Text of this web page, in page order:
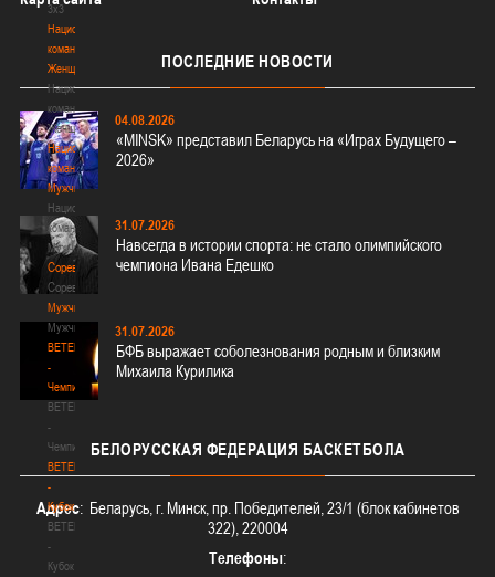
3х3
Национальная
команда.
Женщины
Национальная
команда.
Женщины
Национальная
команда.
Мужчины
Национальная
команда.
Мужчины
Соревнования
Соревнования
Мужчины
Мужчины
BETERA
-
Чемпионат
BETERA
-
Чемпионат
BETERA
-
Кубок
BETERA
-
Кубок
ПОСЛЕДНИЕ НОВОСТИ
04.08.2026
«MINSK» представил Беларусь на «Играх Будущего –
2026»
31.07.2026
Навсегда в истории спорта: не стало олимпийского
чемпиона Ивана Едешко
31.07.2026
БФБ выражает соболезнования родным и близким
Михаила Курилика
БЕЛОРУССКАЯ ФЕДЕРАЦИЯ БАСКЕТБОЛА
Адрес: Беларусь, г. Минск, пр. Победителей, 23/1 (блок кабинетов
322), 220004
Телефоны: